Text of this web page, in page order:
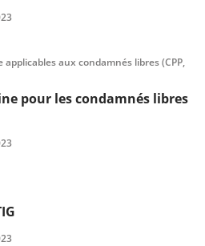
aux condamnés libres (CPP,
pour les condamnés libres